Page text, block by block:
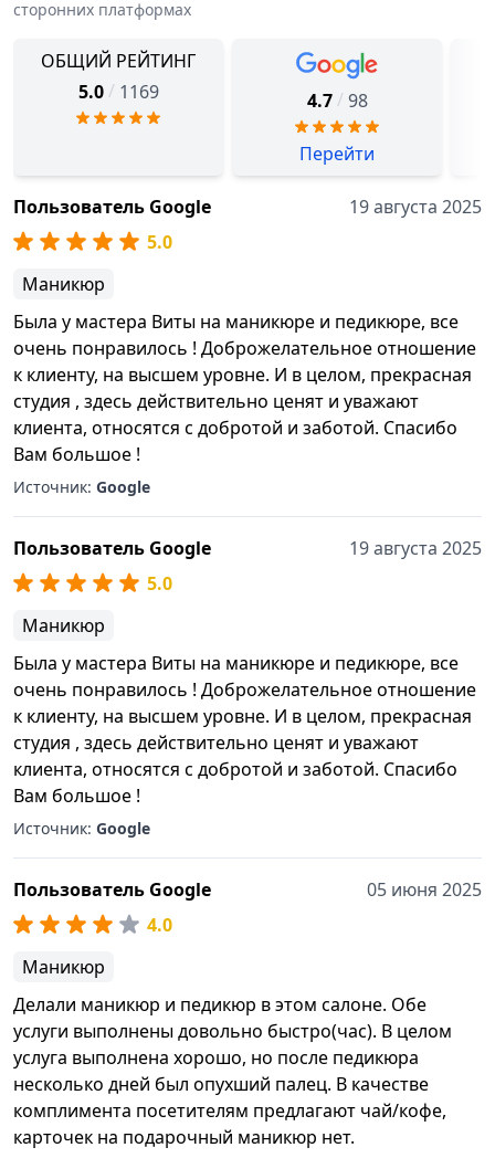
сторонних платформах
ОБЩИЙ РЕЙТИНГ
5.0 / 1169 4.7 / 98
Перейти
Пользователь Google
19 августа 2025
5.0
Маникюр
Была у мастера Виты на маникюре и педикюре, все
очень понравилось ! Доброжелательное отношение
к клиенту, на высшем уровне. И в целом, прекрасная
студия , здесь действительно ценят и уважают
клиента, относятся с добротой и заботой. Спасибо
Вам большое !
Источник: Google
Пользователь Google
19 августа 2025
5.0
Маникюр
Была у мастера Виты на маникюре и педикюре, все
очень понравилось ! Доброжелательное отношение
к клиенту, на высшем уровне. И в целом, прекрасная
студия , здесь действительно ценят и уважают
клиента, относятся с добротой и заботой. Спасибо
Вам большое !
Источник: Google
Пользователь Google
05 июня 2025
4.0
Маникюр
Делали маникюр и педикюр в этом салоне. Обе
услуги выполнены довольно быстро(час). В целом
услуга выполнена хорошо, но после педикюра
несколько дней был опухший палец. В качестве
комплимента посетителям предлагают чай/кофе,
карточек на подарочный маникюр нет.